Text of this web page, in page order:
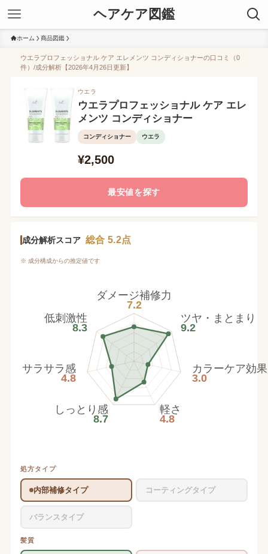
ヘアケア図鑑
ホーム 商品図鑑
ウエラプロフェッショナル ケア エレメンツ コンディショナーの口コミ（0
件）/成分解析【2026年4月26日更新】
ウエラ
ウエラプロフェッショナル ケア エレ
メンツ コンディショナー
コンディショナー ウエラ
¥2,500
最安値を探す
成分解析スコア 総合 5.2点
※ 成分構成からの推定値です
ダメージ補修力
7.2
ツヤ・まとまり
9.2
カラーケア効果
3.0
軽さ
4.8
しっとり感
8.7
サラサラ感
4.8
低刺激性
8.3
処方タイプ
内部補修タイプ コーティングタイプ
バランスタイプ
髪質